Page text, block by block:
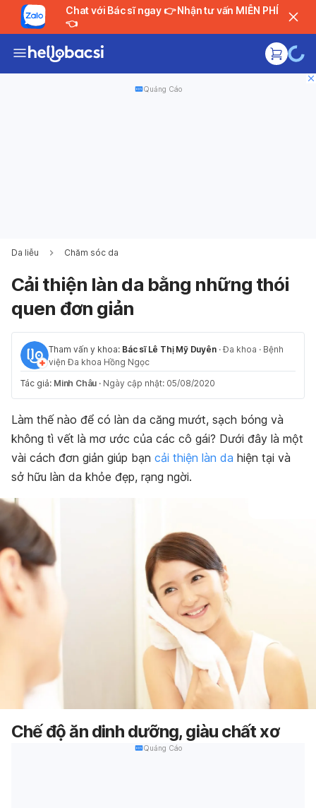
Chat với Bác sĩ ngay 👉 Nhận tư vấn MIỄN PHÍ
👈
Quảng Cáo
Da liễu Chăm sóc da
Cải thiện làn da bằng những thói
quen đơn giản
Tham vấn y khoa: Bác sĩ Lê Thị Mỹ Duyên ·Đa khoa · Bệnh
viện Đa khoa Hồng Ngọc
Tác giả: Minh Châu · Ngày cập nhật: 05/08/2020
Làm thế nào để có làn da căng mướt, sạch bóng và
không tì vết là mơ ước của các cô gái? Dưới đây là một
vài cách đơn giản giúp bạn cải thiện làn da hiện tại và
sở hữu làn da khỏe đẹp, rạng ngời.
Chế độ ăn dinh dưỡng, giàu chất xơ
Quảng Cáo